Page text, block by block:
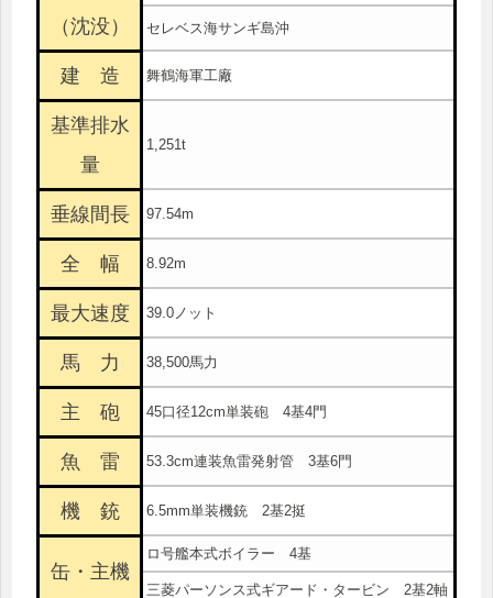
（沈没）
セレベス海サンギ島沖
建 造 舞鶴海軍工廠
基準排水
量
1,251t
垂線間長 97.54m
全 幅 8.92m
最大速度 39.0ノット
馬 力 38,500馬力
主 砲 45口径12cm単装砲 4基4門
魚 雷 53.3cm連装魚雷発射管 3基6門
機 銃 6.5mm単装機銃 2基2挺
缶・主機
ロ号艦本式ボイラー 4基
三菱パーソンス式ギアード・タービン 2基2軸